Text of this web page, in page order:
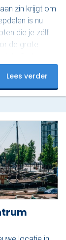
zin krijgt om
is nu
die je zélf
de grote
het
is een van
Lees verder